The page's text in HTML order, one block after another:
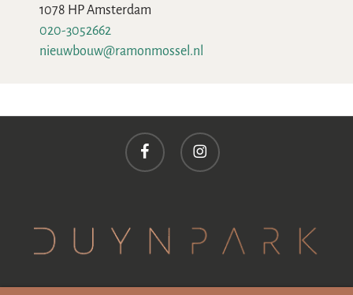
1078 HP Amsterdam
020-3052662
nieuwbouw@ramonmossel.nl
facebook instagram